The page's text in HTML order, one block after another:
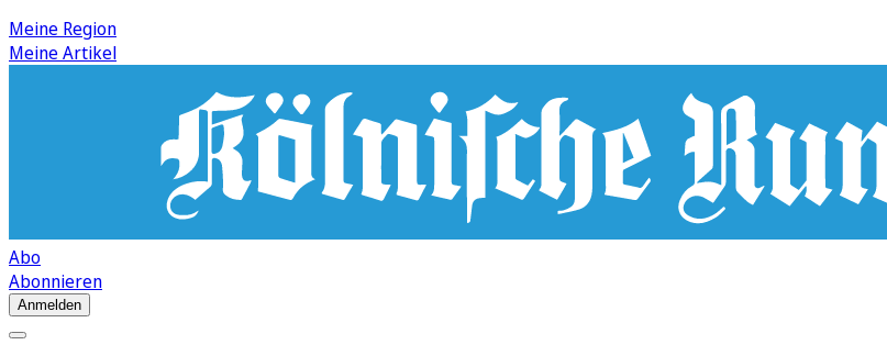
Meine Region
Meine Artikel
Abo
Abonnieren
Anmelden